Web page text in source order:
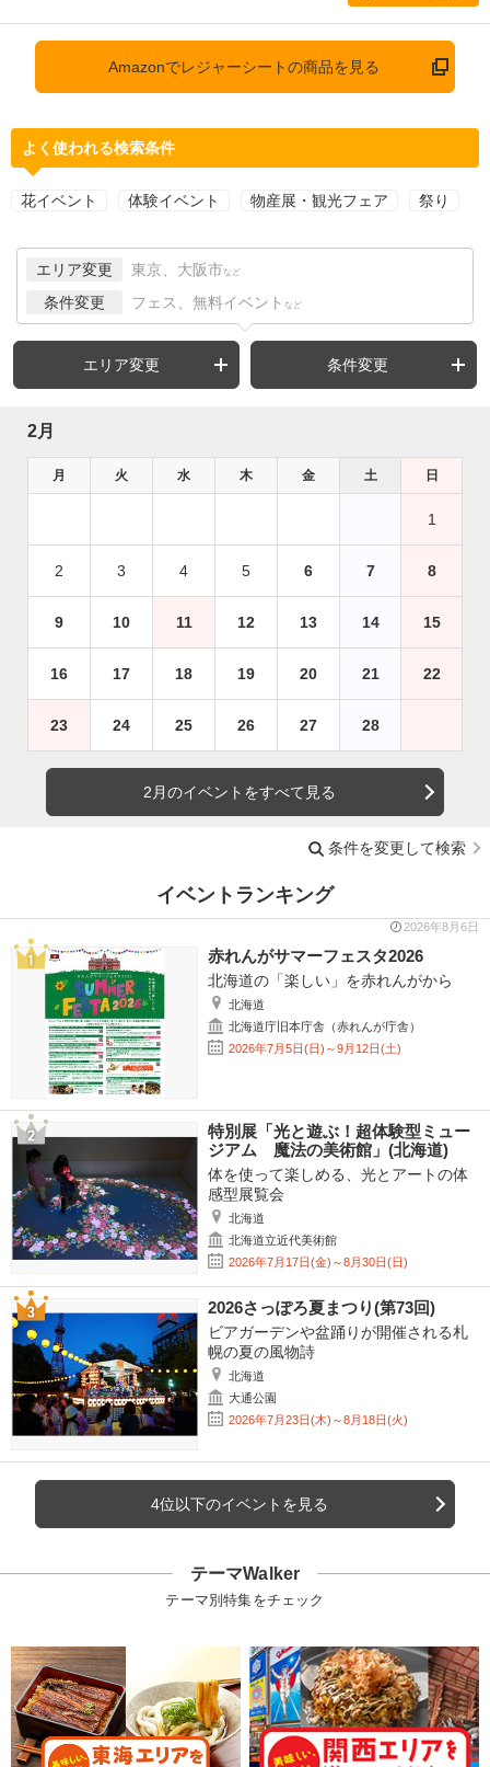
Amazonでレジャーシートの商品を見る
よく使われる検索条件
花イベント 体験イベント 物産展・観光フェア 祭り
エリア変更 東京、大阪市 など
条件変更 フェス、無料イベント など
エリア変更 条件変更
2月
月 火 水 木 金 土 日
1
2 3 4 5 6 7 8
9 10 11 12 13 14 15
16 17 18 19 20 21 22
23 24 25 26 27 28
2月のイベントをすべて見る
条件を変更して検索
イベントランキング
2026年8月6日
赤れんがサマーフェスタ2026
北海道の「楽しい」を赤れんがから
北海道
北海道庁旧本庁舎（赤れんが庁舎）
2026年7月5日(日)～9月12日(土)
特別展「光と遊ぶ！超体験型ミュー
ジアム 魔法の美術館」(北海道)
体を使って楽しめる、光とアートの体
感型展覧会
北海道
北海道立近代美術館
2026年7月17日(金)～8月30日(日)
2026さっぽろ夏まつり(第73回)
ビアガーデンや盆踊りが開催される札
幌の夏の風物詩
北海道
大通公園
2026年7月23日(木)～8月18日(火)
4位以下のイベントを見る
テーマWalker
テーマ別特集をチェック